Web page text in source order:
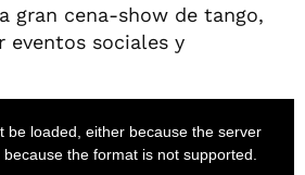
gran cena-show de tango,
eventos sociales y